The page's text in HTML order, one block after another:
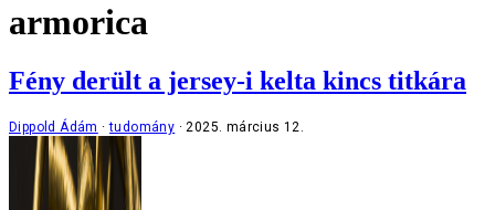
armorica
Fény derült a jersey-i kelta kincs titkára
Dippold Ádám tudomány 2025. március 12.